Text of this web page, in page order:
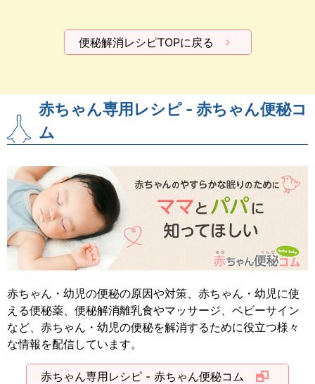
便秘解消レシピTOPに戻る
赤ちゃん専用レシピ - 赤ちゃん便秘コ
ム
赤ちゃん・幼児の便秘の原因や対策、赤ちゃん・幼児に使
える便秘薬、便秘解消離乳食やマッサージ、ベビーサイン
など、赤ちゃん・幼児の便秘を解消するために役立つ様々
な情報を配信しています。
赤ちゃん専用レシピ - 赤ちゃん便秘コム